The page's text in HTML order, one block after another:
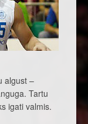
algust –
Tartu
igati valmis.